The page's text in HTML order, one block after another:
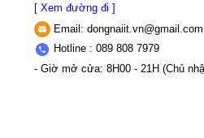
[ Xem đường đi ]
Email: dongnaiit.vn@gmail.com
Hotline : 089 808 7979
- Giờ mở cửa: 8H00 - 21H (Chủ